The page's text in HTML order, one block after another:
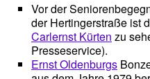
Vor der
der Hertingerstraße ist
Carlernst Kürten zu
Presseservice).
Ernst Oldenburgs